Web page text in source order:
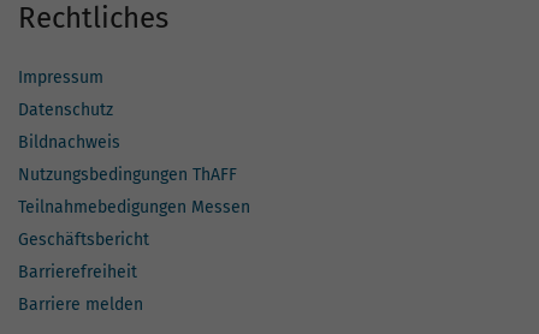
Rechtliches
Impressum
Datenschutz
Bildnachweis
Nutzungsbedingungen ThAFF
Teilnahmebedigungen Messen
Geschäftsbericht
Barrierefreiheit
Barriere melden